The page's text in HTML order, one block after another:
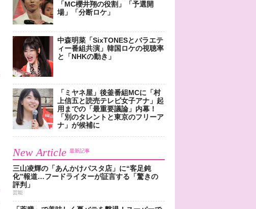
「MC櫻井翔の役割」「予選開
場」「分断ロケ」
中森明菜「SixTONESとバラエテ
ィー番組共演」韓国ロケの視聴率
と「NHKの動き」
「ミヤネ屋」後釜番組MCに「村
上信五と読売テレビ女子アナ」起
用までの「最重要議論」内幕！
「別のタレントと東京のフリーア
ナ」が候補に
New Article 最新記事
三山凌輝の「あんかけパスタ店」に“客足鈍
化”報道…フードライターが証言する「驚きの
評判」
芸能